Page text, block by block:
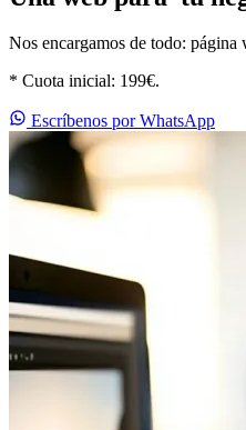
Nos encargamos de todo:
* Cuota inicial: 199€.
Escríbenos por WhatsApp